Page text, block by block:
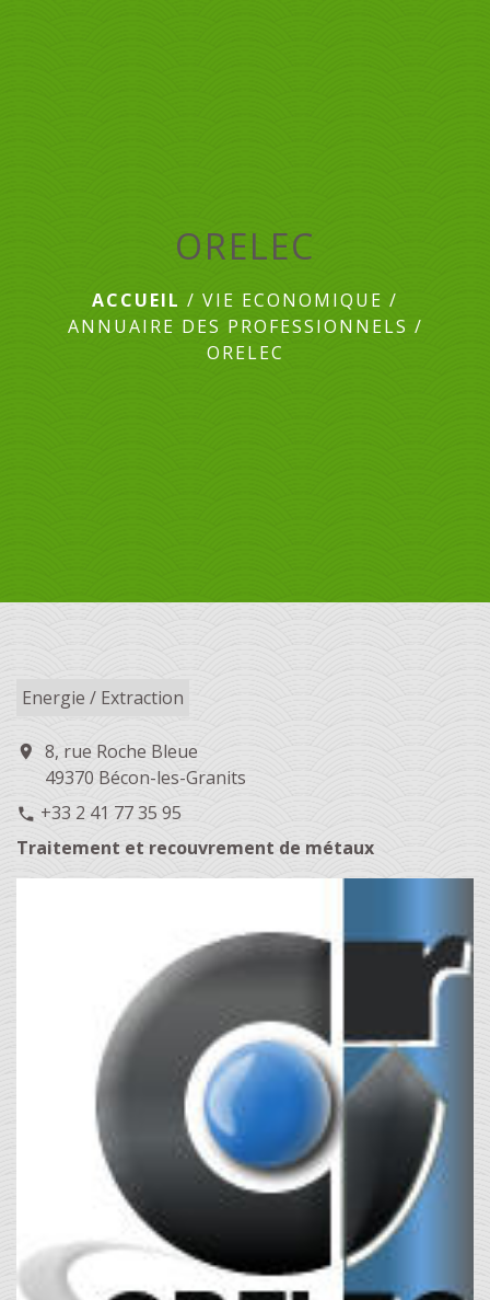
ORELEC
ACCUEIL / VIE ECONOMIQUE /
ANNUAIRE DES PROFESSIONNELS /
ORELEC
Energie / Extraction
location_on
8, rue Roche Bleue
49370 Bécon-les-Granits
phone +33 2 41 77 35 95
Traitement et recouvrement de métaux